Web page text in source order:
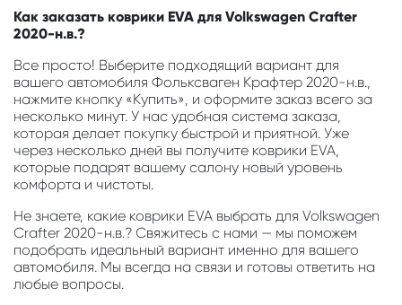
Как заказать коврики EVA для Volkswagen Crafter
2020-н.в.?
Все просто! Выберите подходящий вариант для
вашего автомобиля Фольксваген Крафтер 2020-н.в.,
нажмите кнопку «Купить», и оформите заказ всего за
несколько минут. У нас удобная система заказа,
которая делает покупку быстрой и приятной. Уже
через несколько дней вы получите коврики EVA,
которые подарят вашему салону новый уровень
комфорта и чистоты.
Не знаете, какие коврики EVA выбрать для Volkswagen
Crafter 2020-н.в.? Свяжитесь с нами — мы поможем
подобрать идеальный вариант именно для вашего
автомобиля. Мы всегда на связи и готовы ответить на
любые вопросы.